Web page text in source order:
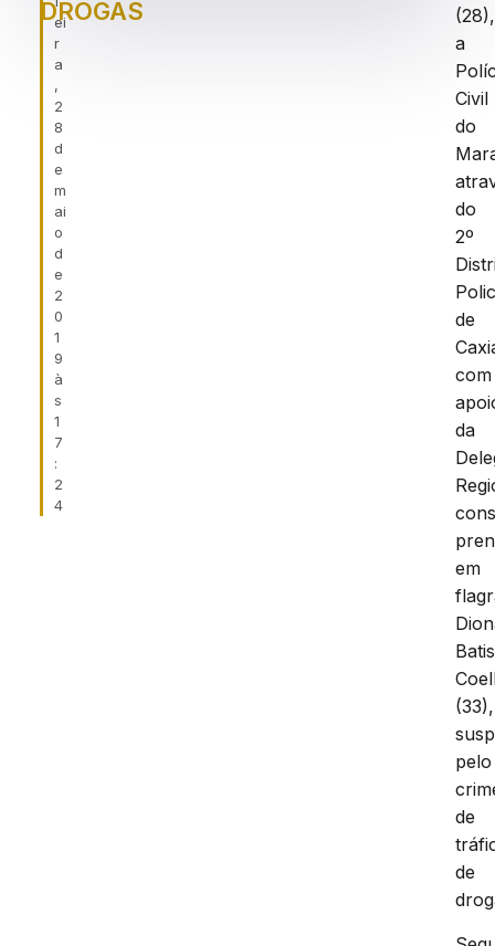
ei
r
a
,
2
8
d
e
m
ai
o
d
e
2
0
1
9
à
s
1
7
:
2
4
DROGAS
(28),
a
Civil
do
do
2º
de
com
da
em
(33),
pelo
de
de